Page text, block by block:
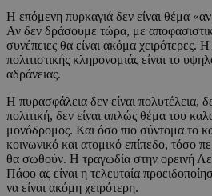
Η επόμενη πυρκαγιά δεν είναι θέμα
Αν δεν δράσουμε τώρα, με
συνέπειες θα είναι ακόμα χειρότερες.
πολιτιστικής κληρονομιάς είναι το
αδράνειας.
Η πυρασφάλεια δεν είναι πολυτέλεια,
πολιτική, δεν είναι απλώς θέμα του
μονόδρομος. Και όσο πιο σύντομα το
κοινωνικό και ατομικό επίπεδο, τόσο
θα σωθούν. Η τραγωδία στην ορεινή
Πάφο ας είναι η τελευταία
να είναι ακόμη χειρότερη.